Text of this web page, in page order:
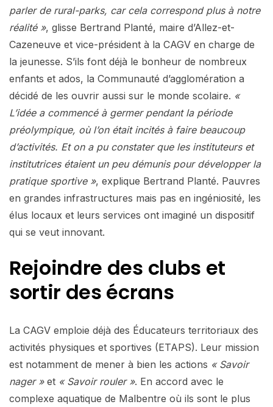
parler de rural-parks, car cela correspond plus à notre
réalité », glisse Bertrand Planté, maire d’Allez-et-
Cazeneuve et vice-président à la CAGV en charge de
la jeunesse. S’ils font déjà le bonheur de nombreux
enfants et ados, la Communauté d’agglomération a
décidé de les ouvrir aussi sur le monde scolaire. «
L’idée a commencé à germer pendant la période
préolympique, où l’on était incités à faire beaucoup
d’activités. Et on a pu constater que les instituteurs et
institutrices étaient un peu démunis pour développer la
pratique sportive », explique Bertrand Planté. Pauvres
en grandes infrastructures mais pas en ingéniosité, les
élus locaux et leurs services ont imaginé un dispositif
qui se veut innovant.
Rejoindre des clubs et
sortir des écrans
La CAGV emploie déjà des Éducateurs territoriaux des
activités physiques et sportives (ETAPS). Leur mission
est notamment de mener à bien les actions « Savoir
nager »et « Savoir rouler ». En accord avec le
complexe aquatique de Malbentre où ils sont le plus